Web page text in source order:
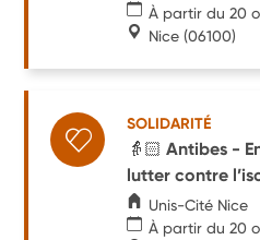
À partir du 20
Nice (06100)
SOLIDARITÉ
👵🏻 Antibes -
lutter contre
Unis-Cité Nice
À partir du 20